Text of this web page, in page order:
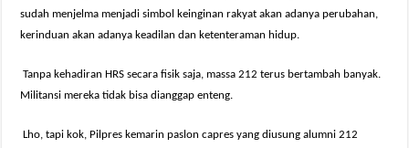
sudah menjelma menjadi simbol keinginan rakyat akan adanya perubahan,
kerinduan akan adanya keadilan dan ketenteraman hidup.
Tanpa kehadiran HRS secara fisik saja, massa 212 terus bertambah banyak.
Militansi mereka tidak bisa dianggap enteng.
Lho, tapi kok, Pilpres kemarin paslon capres yang diusung alumni 212